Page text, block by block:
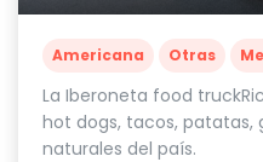
Americana Otras
La Iberoneta food
hot dogs, tacos, patatas,
naturales del país.